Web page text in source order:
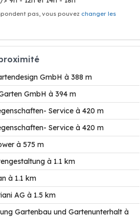
pas, vous pouvez changer les
GmbH à 388 m
GmbH à 394 m
Service à 420 m
Service à 420 m
à 575 m
à 1.1 km
à 1.1 km
AG à 1.5 km
Gartenbau und Gartenunterhalt à